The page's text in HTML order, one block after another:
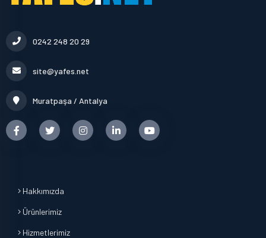
0242 248 20 29
site@yafes.net
Muratpaşa / Antalya
Hakkımızda
Ürünlerimiz
Hizmetlerimiz